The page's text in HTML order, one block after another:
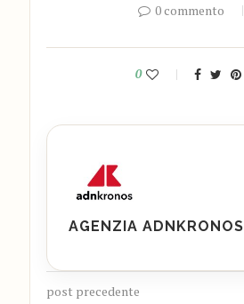
0 commento
0
AGENZIA ADNKRONOS
post precedente